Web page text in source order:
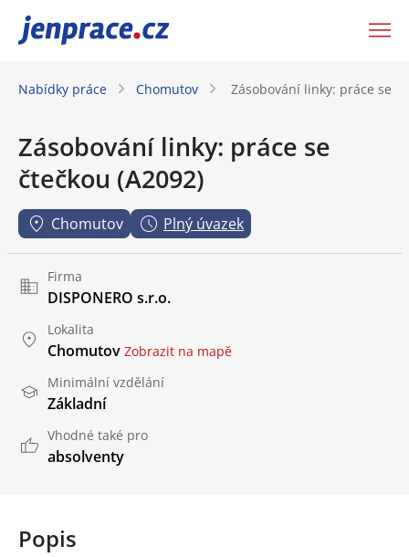
JenPráce.cz
Nabídky práce Chomutov Zásobování linky: práce se
Zásobování linky: práce se
čtečkou (A2092)
Chomutov Plný úvazek
Firma
DISPONERO s.r.o.
Lokalita
Chomutov Zobrazit na mapě
Minimální vzdělání
Základní
Vhodné také pro
absolventy
Popis